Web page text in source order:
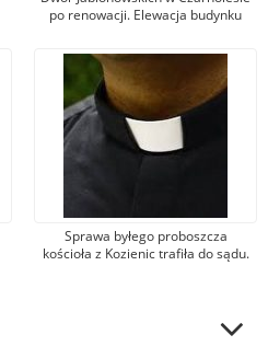
po renowacji. Elewacja budynku
kolorze starej bieli
Sprawa byłego proboszcza
kościoła z Kozienic trafiła do sądu.